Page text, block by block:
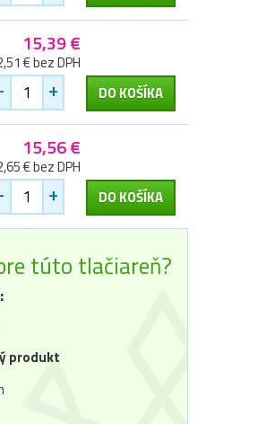
15,39 €
€ bez DPH
+ DO KOŠÍKA
15,56 €
€ bez DPH
+ DO KOŠÍKA
túto tlačiareň?
produkt